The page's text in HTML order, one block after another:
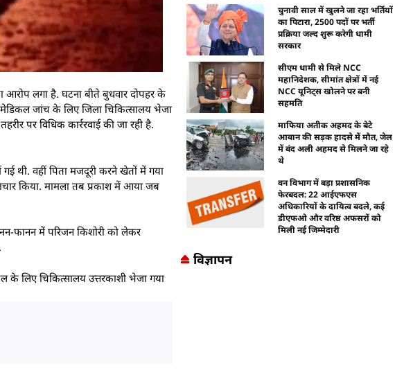
आरोप लगा है. घटना बीते बुधवार दोपहर के
मेडिकल जांच के लिए जिला चिकित्सालय भेजा
पर विधिक कार्ररवाई की जा रही है.
थी. वहीं पिता मजदूरी करने खेतों में गया
किया. मामला तब प्रकाश में आया जब
फानन में परिजन किशोरी को लेकर
के लिए चिकित्सालय उत्तरकाशी भेजा गया
चुनावी साल में खुलने जा रहा भर्तियों
का पिटारा, 2500 पदों पर भर्ती
प्रक्रिया जल्द शुरू करेगी धामी
सरकार
सीएम धामी से मिले NCC
महानिदेशक, सीमांत क्षेत्रों में नई
NCC यूनिट्स खोलने पर बनी
सहमति
माफिया अतीक अहमद के बेटे
आबान की सड़क हादसे में मौत, जेल
में बंद अली अहमद से मिलने जा रहे
थे
वन विभाग में बड़ा प्रशासनिक
फेरबदल: 22 आईएफएस
अधिकारियों के दायित्व बदले, कई
डीएफओ और वरिष्ठ अफसरों को
मिली नई जिम्मेदारी
विज्ञापन